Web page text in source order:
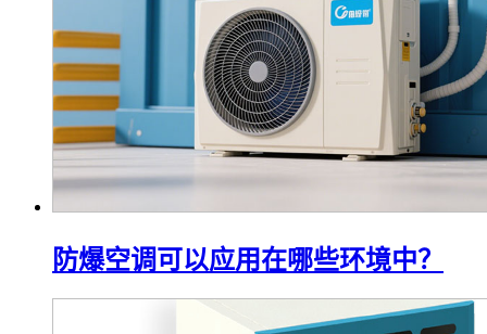
防爆空调可以应用在哪些环境中？